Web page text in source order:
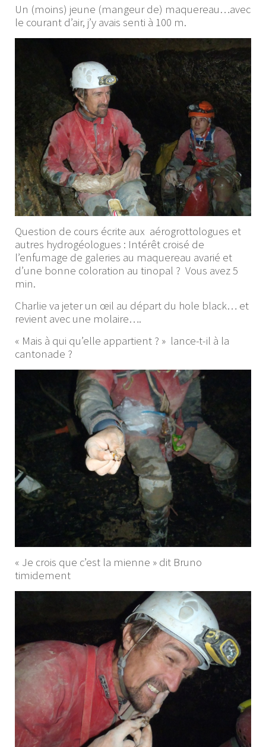
Un (moins) jeune (mangeur de) maquereau…avec
le courant d’air, j’y avais senti à 100 m.
Question de cours écrite aux aérogrottologues et
autres hydrogéologues : Intérêt croisé de
l’enfumage de galeries au maquereau avarié et
d’une bonne coloration au tinopal ? Vous avez 5
min.
Charlie va jeter un œil au départ du hole black… et
revient avec une molaire….
« Mais à qui qu’elle appartient ? » lance-t-il à la
cantonade ?
« Je crois que c’est la mienne » dit Bruno
timidement